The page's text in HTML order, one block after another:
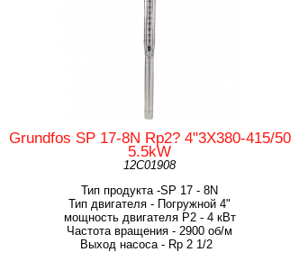
Grundfos SP 17-8N Rp2? 4"3X380-415/50
5.5kW
12C01908
Тип продукта -SP 17 - 8N
Тип двигателя - Погружной 4"
мощность двигателя Р2 - 4 кВт
Частота вращения - 2900 об/м
Выход насоса - Rp 2 1/2